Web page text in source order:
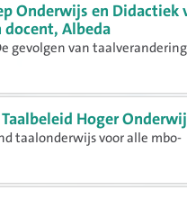
Onderwijs en Didactiek
docent, Albeda
gevolgen van
Hoger
taalonderwijs voor alle mbo-